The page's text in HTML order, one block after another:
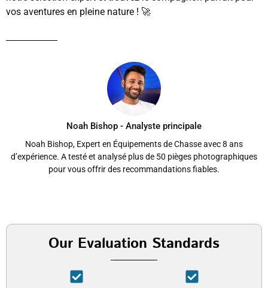
vos aventures en pleine nature ! 🚀
Noah Bishop - Analyste principale
Noah Bishop, Expert en Équipements de Chasse avec 8 ans
d’expérience. A testé et analysé plus de 50 pièges photographiques
pour vous offrir des recommandations fiables.
Our Evaluation Standards